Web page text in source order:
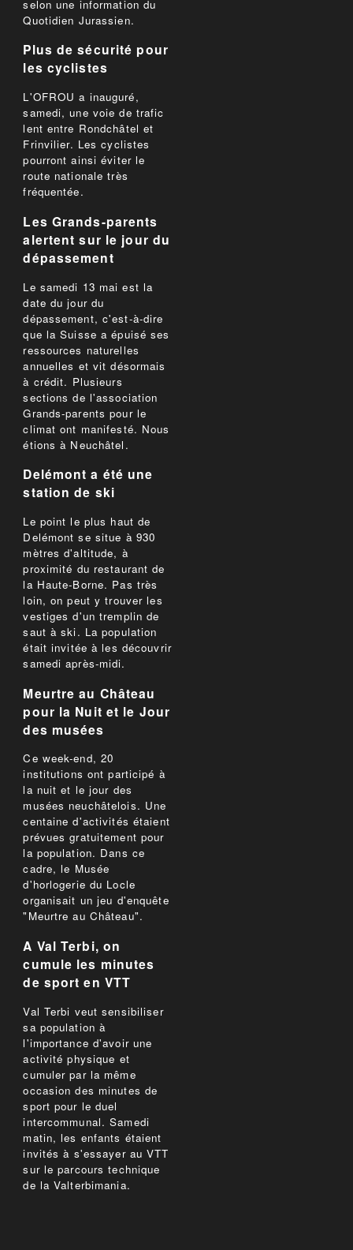
selon une information du
Quotidien Jurassien.
Plus de sécurité pour
les cyclistes
L'OFROU a inauguré,
samedi, une voie de trafic
lent entre Rondchâtel et
Frinvilier. Les cyclistes
pourront ainsi éviter le
route nationale très
fréquentée.
Les Grands-parents
alertent sur le jour du
dépassement
Le samedi 13 mai est la
date du jour du
dépassement, c'est-à-dire
que la Suisse a épuisé ses
ressources naturelles
annuelles et vit désormais
à crédit. Plusieurs
sections de l'association
Grands-parents pour le
climat ont manifesté. Nous
étions à Neuchâtel.
Delémont a été une
station de ski
Le point le plus haut de
Delémont se situe à 930
mètres d'altitude, à
proximité du restaurant de
la Haute-Borne. Pas très
loin, on peut y trouver les
vestiges d'un tremplin de
saut à ski. La population
était invitée à les découvrir
samedi après-midi.
Meurtre au Château
pour la Nuit et le Jour
des musées
Ce week-end, 20
institutions ont participé à
la nuit et le jour des
musées neuchâtelois. Une
centaine d'activités étaient
prévues gratuitement pour
la population. Dans ce
cadre, le Musée
d'horlogerie du Locle
organisait un jeu d'enquête
"Meurtre au Château".
A Val Terbi, on
cumule les minutes
de sport en VTT
Val Terbi veut sensibiliser
sa population à
l'importance d'avoir une
activité physique et
cumuler par la même
occasion des minutes de
sport pour le duel
intercommunal. Samedi
matin, les enfants étaient
invités à s'essayer au VTT
sur le parcours technique
de la Valterbimania.